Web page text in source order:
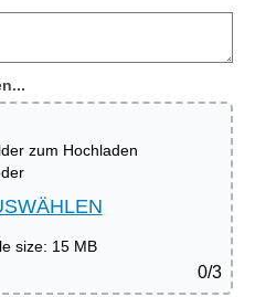
zum Hochladen
size: 15 MB
0/3